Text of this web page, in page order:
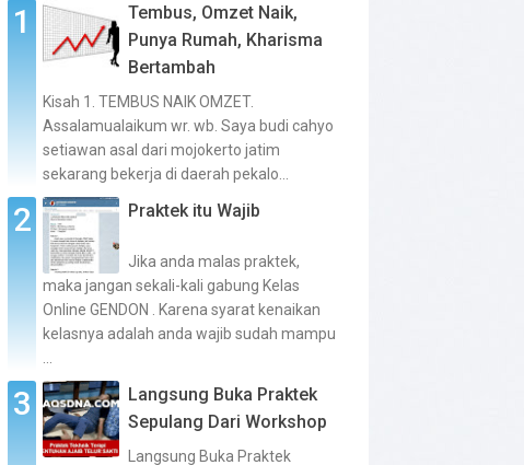
Tembus, Omzet Naik,
Punya Rumah, Kharisma
Bertambah
Kisah 1. TEMBUS NAIK OMZET.
Assalamualaikum wr. wb. Saya budi cahyo
setiawan asal dari mojokerto jatim
sekarang bekerja di daerah pekalo...
Praktek itu Wajib
Jika anda malas praktek,
maka jangan sekali-kali gabung Kelas
Online GENDON . Karena syarat kenaikan
kelasnya adalah anda wajib sudah mampu
Langsung Buka Praktek
Sepulang Dari Workshop
Langsung Buka Praktek